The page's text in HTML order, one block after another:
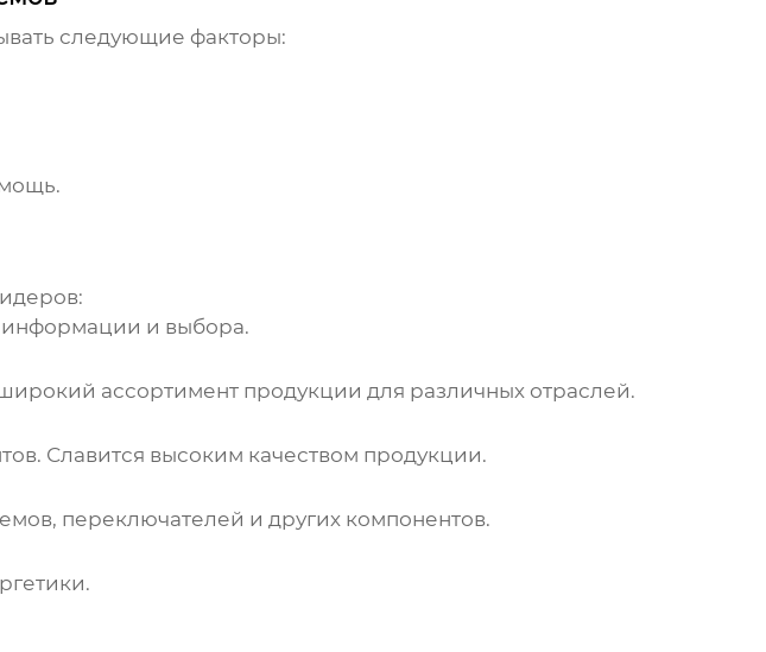
следующие факторы:
и выбора.
ассортимент продукции для различных отраслей.
Славится высоким качеством продукции.
переключателей и других компонентов.